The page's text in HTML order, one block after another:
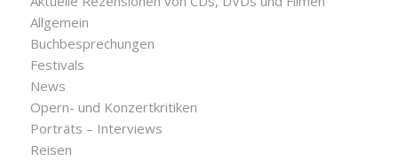
Allgemein
Buchbesprechungen
Festivals
News
Opern- und Konzertkritiken
Porträts – Interviews
Reisen